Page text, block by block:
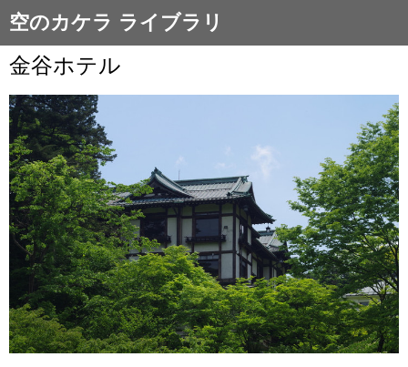
空のカケラ ライブラリ
金谷ホテル